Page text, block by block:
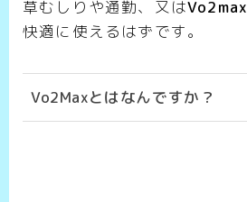
草むしりや通勤、又はVo2max
快適に使えるはずです。
Vo2Maxとはなんですか？